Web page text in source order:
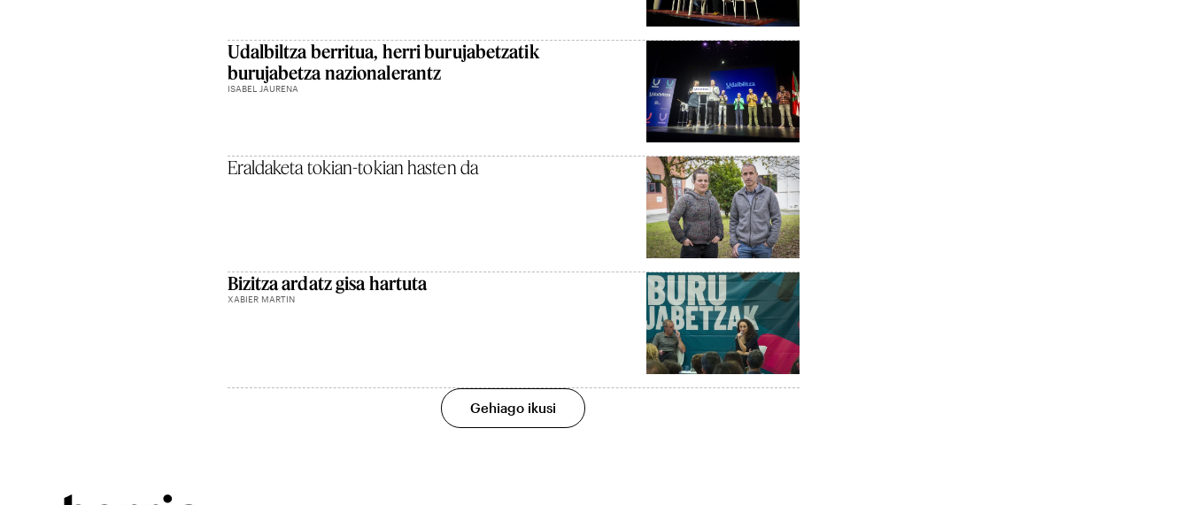
Udalbiltza berritua, herri burujabetzatik
burujabetza nazionalerantz
ISABEL JAURENA
Eraldaketa tokian-tokian hasten da
Bizitza ardatz gisa hartuta
XABIER MARTIN
Gehiago ikusi